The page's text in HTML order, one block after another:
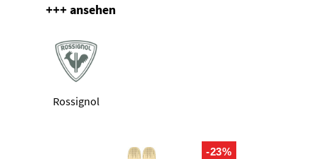
+++ ansehen
Rossignol
-23%